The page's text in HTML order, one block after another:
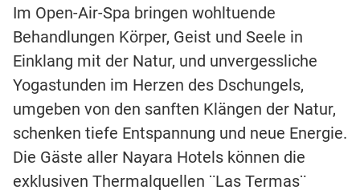
Im Open-Air-Spa bringen wohltuende
Behandlungen Körper, Geist und Seele in
Einklang mit der Natur, und unvergessliche
Yogastunden im Herzen des Dschungels,
umgeben von den sanften Klängen der Natur,
schenken tiefe Entspannung und neue Energie.
Die Gäste aller Nayara Hotels können die
exklusiven Thermalquellen ¨Las Termas¨